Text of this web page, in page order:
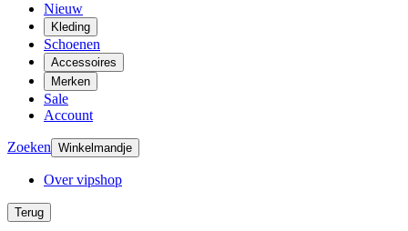
Nieuw
Kleding
Schoenen
Accessoires
Merken
Sale
Account
Zoeken Winkelmandje
Over vipshop
Terug